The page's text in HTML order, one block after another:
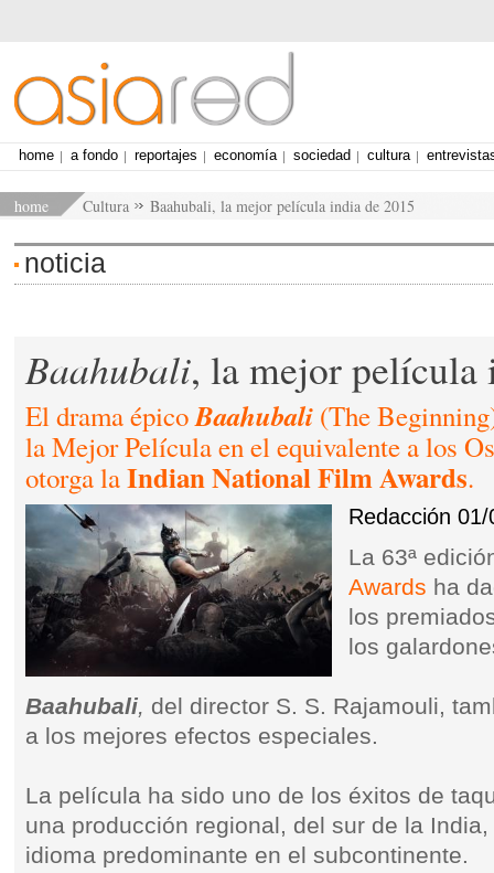
home Cultura Baahubali, la mejor película india de 2015
home a fondo reportajes economía sociedad cultura
noticia
Baahubali, la mejor
El drama épicoBaahubali (The
la Mejor Película en el equivalente a los
otorga laIndian National Film Awards.
Redacción 01/
La 63ª
Awards ha
los
los
Baahubali, del director S. S. Rajamouli,
a los mejores efectos especiales.
La película ha sido uno de los éxitos de
una producción regional, del sur de la
idioma predominante en el subcontinente.